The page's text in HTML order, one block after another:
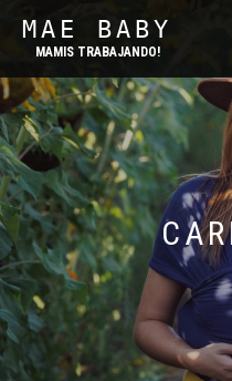
MAE BABY
MAMIS TRABAJANDO!